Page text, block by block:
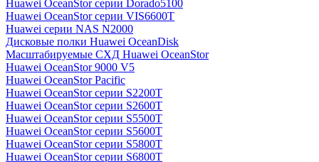
Huawei OceanStor серии Dorado5100
Huawei OceanStor серии VIS6600T
Huawei серии NAS N2000
Дисковые полки Huawei OceanDisk
Масштабируемые СХД Huawei OceanStor
Huawei OceanStor 9000 V5
Huawei OceanStor Pacific
Huawei OceanStor серии S2200T
Huawei OceanStor серии S2600T
Huawei OceanStor серии S5500T
Huawei OceanStor серии S5600T
Huawei OceanStor серии S5800T
Huawei OceanStor серии S6800T